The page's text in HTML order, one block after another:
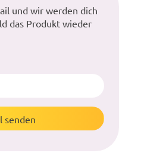
und wir werden dich
das Produkt wieder
senden